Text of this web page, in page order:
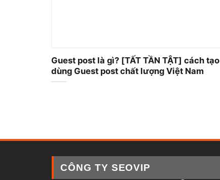
Guest post là gì? [TẤT TẦN TẬT] cách tạo
dùng Guest post chất lượng Việt Nam
CÔNG TY SEOVIP